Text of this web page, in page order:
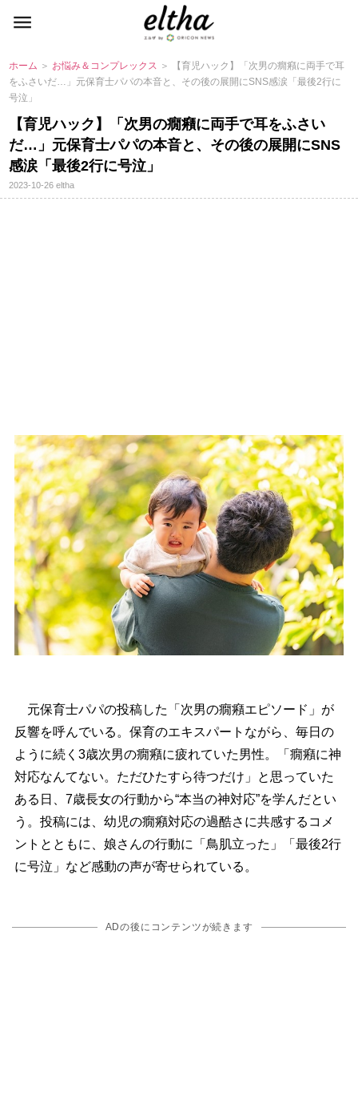
ホーム ＞ お悩み＆コンプレックス ＞ 【育児ハック】「次男の癇癪に両手で耳
をふさいだ…」元保育士パパの本音と、その後の展開にSNS感涙「最後2行に
号泣」
【育児ハック】「次男の癇癪に両手で耳をふさい
だ…」元保育士パパの本音と、その後の展開にSNS
感涙「最後2行に号泣」
2023-10-26eltha
元保育士パパの投稿した「次男の癇癪エピソード」が
反響を呼んでいる。保育のエキスパートながら、毎日の
ように続く3歳次男の癇癪に疲れていた男性。「癇癪に神
対応なんてない。ただひたすら待つだけ」と思っていた
ある日、7歳長女の行動から“本当の神対応”を学んだとい
う。投稿には、幼児の癇癪対応の過酷さに共感するコメ
ントとともに、娘さんの行動に「鳥肌立った」「最後2行
に号泣」など感動の声が寄せられている。
ADの後にコンテンツが続きます